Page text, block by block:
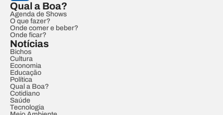
Qual a Boa?
Agenda de Shows
O que fazer?
Onde comer e beber?
Onde ficar?
Notícias
Bichos
Cultura
Economia
Educação
Política
Qual a Boa?
Cotidiano
Saúde
Tecnologia